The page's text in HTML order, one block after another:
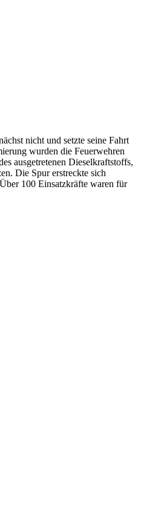
nicht und setzte seine Fahrt
wurden die Feuerwehren
ausgetretenen Dieselkraftstoffs,
Die Spur erstreckte sich
100 Einsatzkräfte waren für